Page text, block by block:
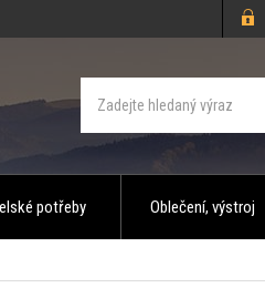
potřeby Oblečení, výstroj